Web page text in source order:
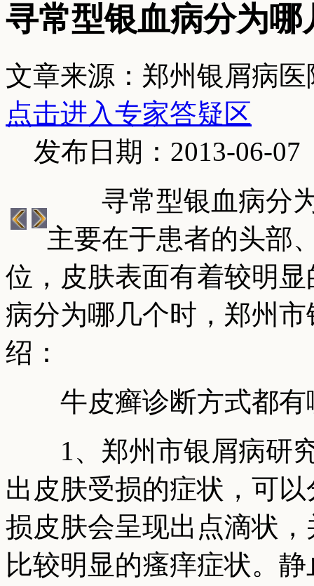
寻常型银血病分为哪
文章来源：郑州银屑病医
点击进入专家答疑区
发布日期：2013-06-07
寻常型银血病分为
主要在于患者的头部
位，皮肤表面有着较明
病分为哪几个时，郑州
绍：
牛皮癣诊断方式都有
1、郑州市银屑病研究
出皮肤受损的症状，可
损皮肤会呈现出点滴状
比较明显的瘙痒症状。